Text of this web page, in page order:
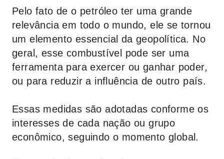
Pelo fato de o petróleo ter uma grande
relevância em todo o mundo, ele se tornou
um elemento essencial da geopolítica. No
geral, esse combustível pode ser uma
ferramenta para exercer ou ganhar poder,
ou para reduzir a influência de outro país.
Essas medidas são adotadas conforme os
interesses de cada nação ou grupo
econômico, seguindo o momento global.